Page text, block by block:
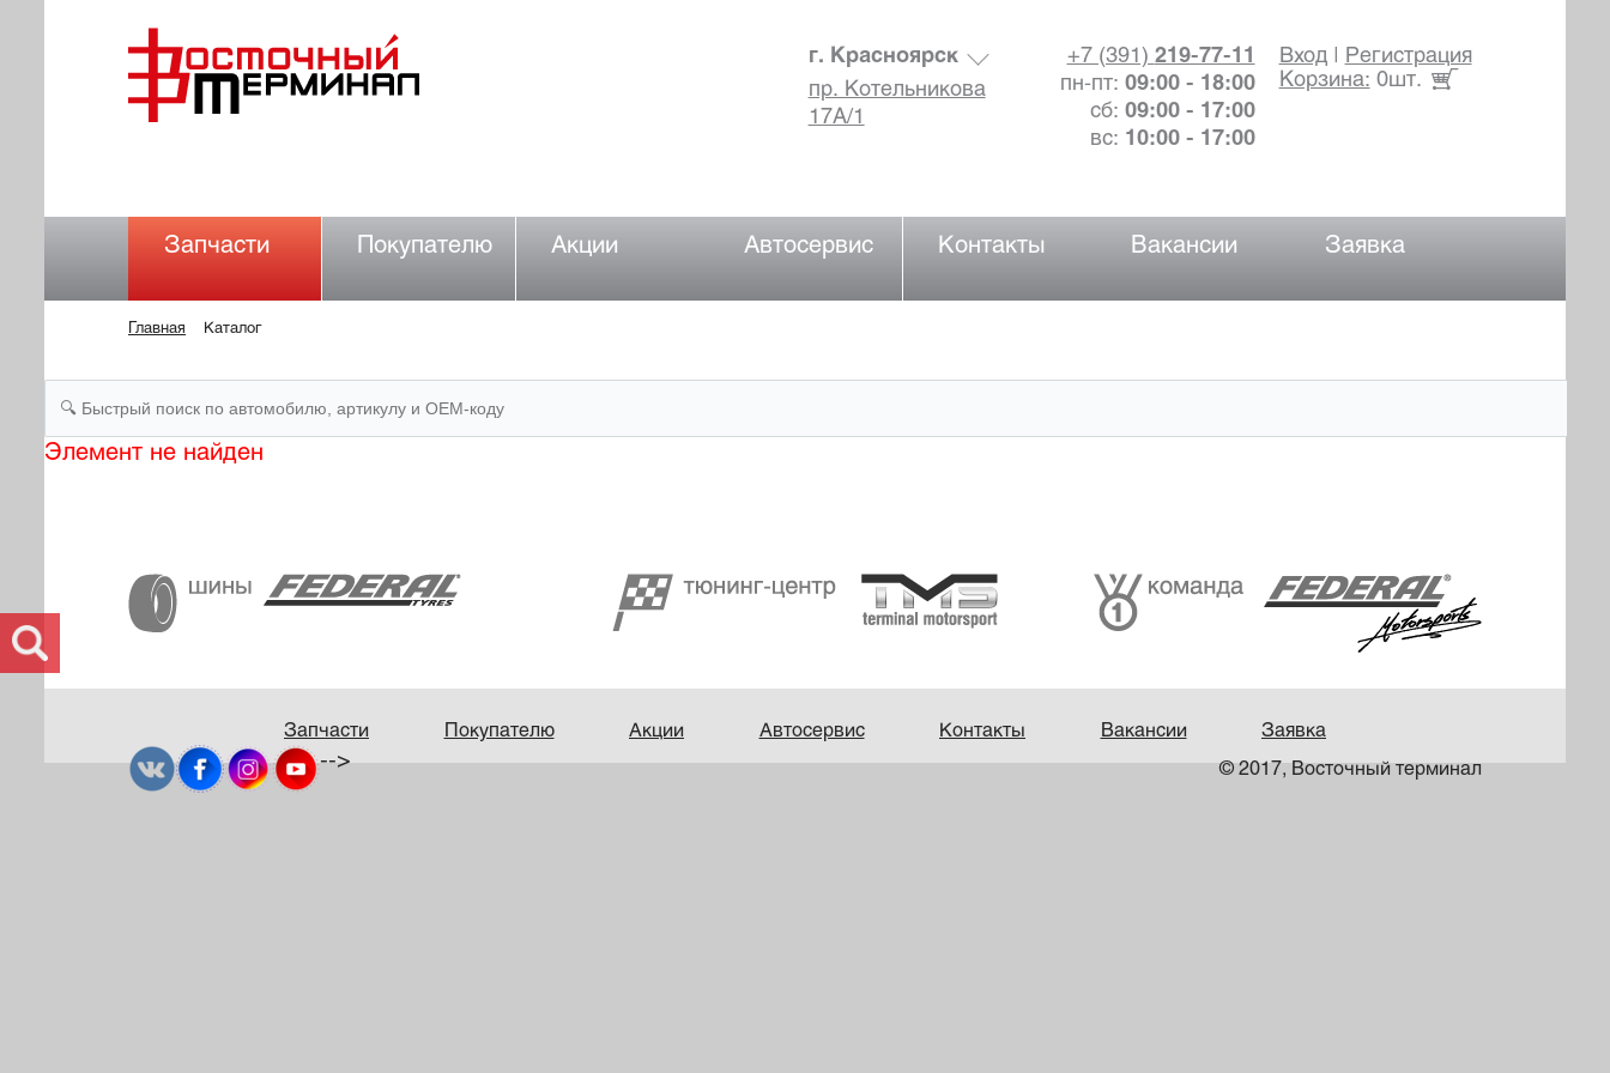
Вход|
Регистрация
Корзина: 0шт.
+7 (391) 219-77-11
пн-пт: 09:00 - 18:00
сб: 09:00 - 17:00
вс: 10:00 - 17:00
г. Красноярск
пр. Котельникова
17А/1
Запчасти Покупателю Акции Автосервис Контакты Вакансии Заявка
Главная Каталог
Элемент не найден
Запчасти Покупателю Акции Автосервис Контакты Вакансии Заявка
© 2017, Восточный терминал
-->